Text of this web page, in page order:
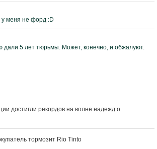
у меня не форд :D
дали 5 лет тюрьмы. Может, конечно, и обжалуют.
достигли рекордов на волне надежд о
тормозит Rio Tinto